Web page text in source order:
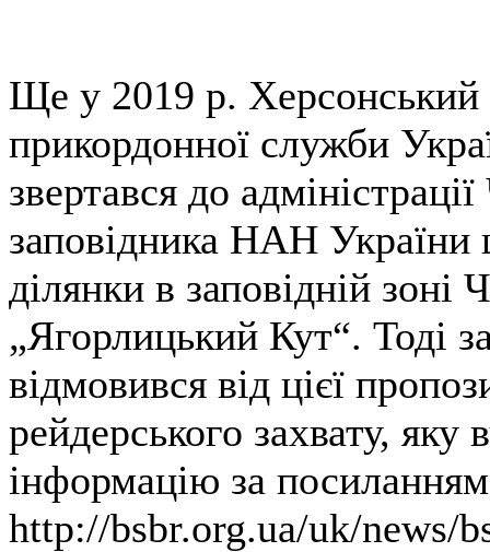
Ще у 2019 р. Херсонський
прикордонної служби
звертався до
заповідника НАН України
ділянки в заповідній
„Ягорлицький Кут“. Тоді
відмовився від цієї
рейдерського захвату,
інформацію за посиланням
http://bsbr.org.ua/uk/news/